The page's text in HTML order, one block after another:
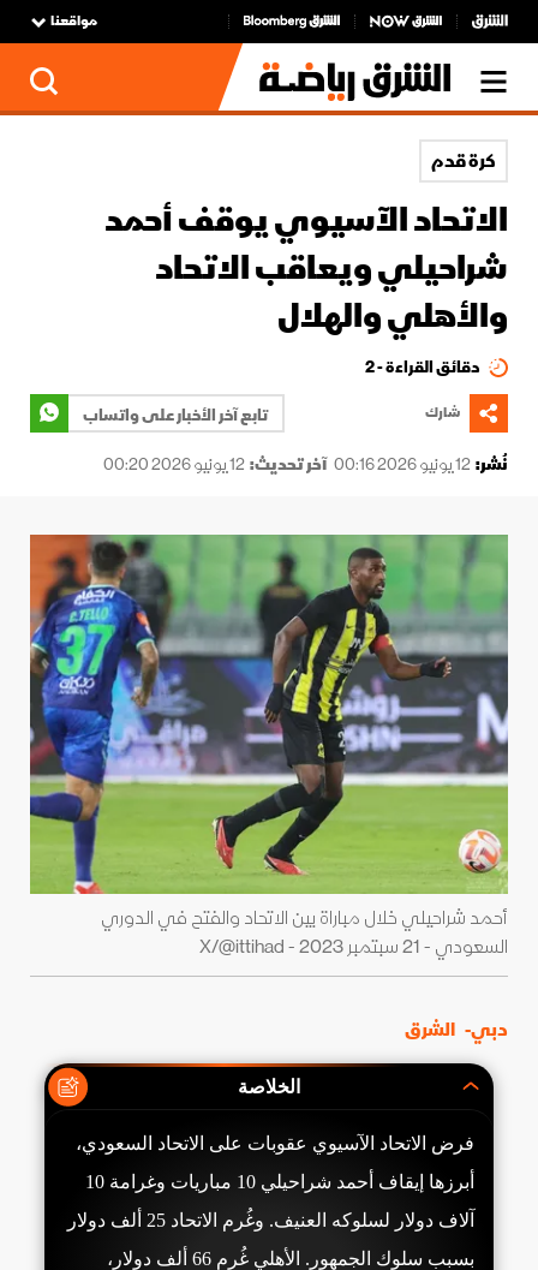
مواقعنا
كرة قدم
الاتحاد الآسيوي يوقف أحمد
شراحيلي ويعاقب الاتحاد
والأهلي والهلال
دقائق القراءة - 2
شارك
تابع آخر الأخبار على واتساب
نُشر:12 يونيو 2026 00:16 آخر تحديث:12 يونيو 2026 00:20
أحمد شراحيلي خلال مباراة بين الاتحاد والفتح في الدوري
السعودي - 21 سبتمبر 2023 - X/@ittihad
دبي- الشرق
الخلاصة
فرض الاتحاد الآسيوي عقوبات على الاتحاد السعودي،
أبرزها إيقاف أحمد شراحيلي 10 مباريات وغرامة 10
آلاف دولار لسلوكه العنيف. وغُرم الاتحاد 25 ألف دولار
بسبب سلوك الجمهور. الأهلي غُرم 66 ألف دولار،